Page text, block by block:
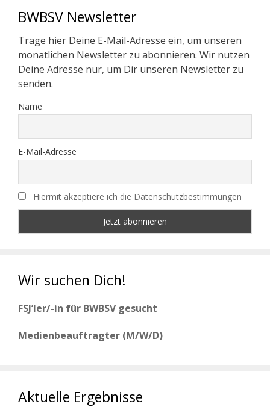
BWBSV Newsletter
Trage hier Deine E-Mail-Adresse ein, um unseren
monatlichen Newsletter zu abonnieren. Wir nutzen
Deine Adresse nur, um Dir unseren Newsletter zu
senden.
Name
E-Mail-Adresse
Hiermit akzeptiere ich die Datenschutzbestimmungen
Wir suchen Dich!
FSJ’ler/-in für BWBSV gesucht
Medienbeauftragter (M/W/D)
Aktuelle Ergebnisse